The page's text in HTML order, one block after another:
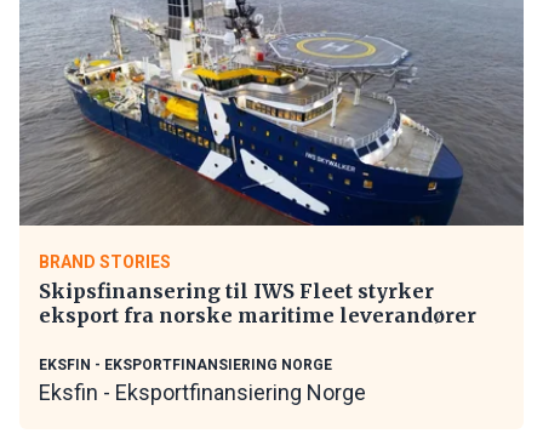
BRAND STORIES
Skipsfinansering til IWS Fleet styrker
eksport fra norske maritime leverandører
EKSFIN - EKSPORTFINANSIERING NORGE
Eksfin - Eksportfinansiering Norge